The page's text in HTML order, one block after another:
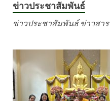
ข่าวประชาสัมพันธ์
ข่าวประชาสัมพันธ์ ข่าวสาร